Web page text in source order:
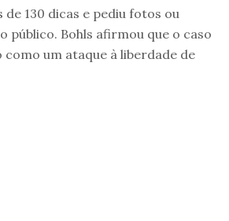
de 130 dicas e pediu fotos ou
público. Bohls afirmou que o caso
um ataque à liberdade de